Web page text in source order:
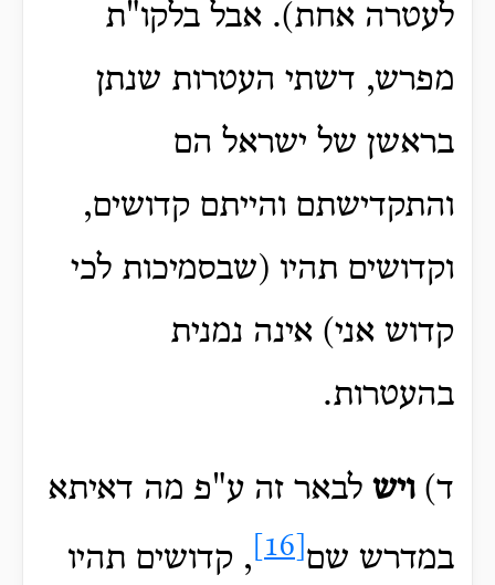
לעטרה אחת). אבל בלקו"ת
מפרש, דשתי העטרות שנתן
בראשן של ישראל הם
והתקדישתם והייתם קדושים,
וקדושים תהיו (שבסמיכות לכי
קדוש אני) אינה נמנית
בהעטרות.
ד)ויש לבאר זה ע"פ מה דאיתא
במדרש שם
, קדושים תהיו